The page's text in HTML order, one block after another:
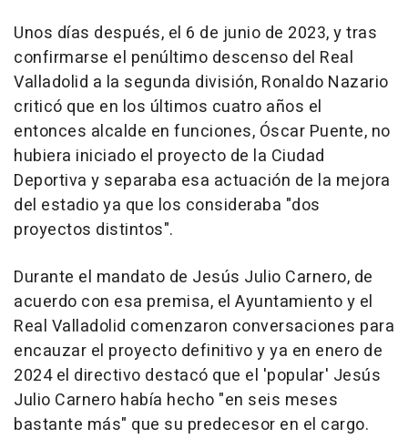
Unos días después, el 6 de junio de 2023, y tras
confirmarse el penúltimo descenso del Real
Valladolid a la segunda división, Ronaldo Nazario
criticó que en los últimos cuatro años el
entonces alcalde en funciones, Óscar Puente, no
hubiera iniciado el proyecto de la Ciudad
Deportiva y separaba esa actuación de la mejora
del estadio ya que los consideraba "dos
proyectos distintos".
Durante el mandato de Jesús Julio Carnero, de
acuerdo con esa premisa, el Ayuntamiento y el
Real Valladolid comenzaron conversaciones para
encauzar el proyecto definitivo y ya en enero de
2024 el directivo destacó que el 'popular' Jesús
Julio Carnero había hecho "en seis meses
bastante más" que su predecesor en el cargo.